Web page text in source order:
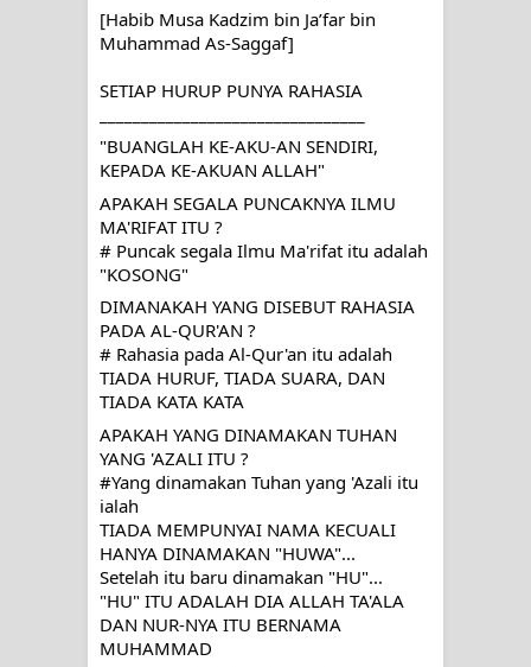
Hati dan dua sayap
MUKASYAFAH MENURUT AHL AL-
MENGENAL DIRI
SYARAHAN TINGKAT TINGGI
TASAWWUF*
Syahadat… tapi belum benar-benar
menyaksikan.
KISAH WALI SUFI, YANG BACAAN
SURAT AL-FATIHAHNYA TIDAK
FASIH. TAPI SINGA PUN TUNDUK
PADANYA
[Habib Musa Kadzim bin Ja’far bin
Muhammad As-Saggaf]
SETIAP HURUP PUNYA RAHASIA
"BUANGLAH KE-AKU-AN SENDIRI,
KEPADA KE-AKUAN ALLAH"
APAKAH SEGALA PUNCAKNYA ILMU
MA'RIFAT ITU ?
# Puncak
"KOSONG"
DIMANAKAH YANG DISEBUT RAHASIA
PADA AL-QUR'AN ?
# Rahasia pada Al-Qur'an itu adalah
TIADA HURUF, TIADA SUARA, DAN
TIADA KATA KATA
APAKAH YANG DINAMAKAN TUHAN
YANG 'AZALI ITU ?
#Yang dinamakan Tuhan yang 'Azali itu
ialah
TIADA MEMPUNYAI NAMA KECUALI
HANYA DINAMAKAN "HUWA"...
Setelah itu baru dinamakan "HU"...
"HU" ITU ADALAH DIA ALLAH TA'ALA
DAN NUR-NYA ITU BERNAMA
MUHAMMAD